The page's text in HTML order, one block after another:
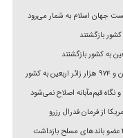
جهان اسلام به شمار می‌رود
کشور
نگاه قیم‌مآبانه اصلاح نمی‌شود
از فرمان فدرال رزرو
۲۱ عامل موساد و ۴ عضو باند‌های مسلح بازداشت